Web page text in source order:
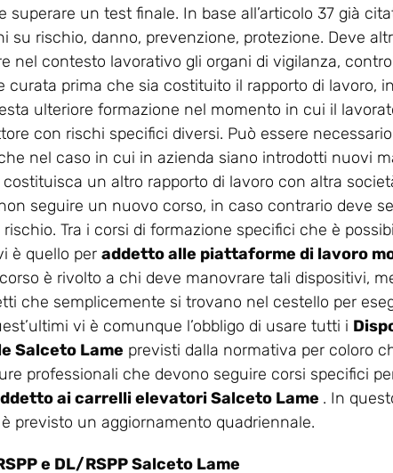
superare un test finale. In base all’articolo 37 già
su rischio, danno, prevenzione, protezione. Deve
nel contesto lavorativo gli organi di vigilanza,
curata prima che sia costituito il rapporto di lavoro,
ulteriore formazione nel momento in cui il
con rischi specifici diversi. Può essere
nel caso in cui in azienda siano introdotti nuovi
un altro rapporto di lavoro con altra
seguire un nuovo corso, in caso contrario deve
Tra i corsi di formazione specifici che è
è quello per addetto alle piattaforme di lavoro
è rivolto a chi deve manovrare tali dispositivi,
che semplicemente si trovano nel cestello per
vi è comunque l’obbligo di usare tutti i
Salceto Lame previsti dalla normativa per coloro
professionali che devono seguire corsi specifici
ai carrelli elevatori Salceto Lame . In
previsto un aggiornamento quadriennale.
e DL/RSPP Salceto Lame